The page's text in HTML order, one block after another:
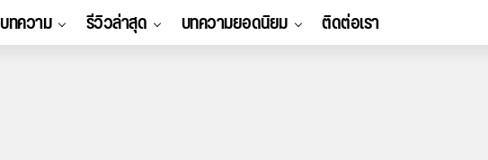
บทความ รีวิวล่าสุด บทความยอดนิยม ติดต่อเรา